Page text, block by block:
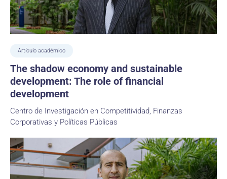
Artículo académico
The shadow economy and sustainable
development: The role of financial
development
Centro de Investigación en Competitividad, Finanzas
Corporativas y Políticas Públicas